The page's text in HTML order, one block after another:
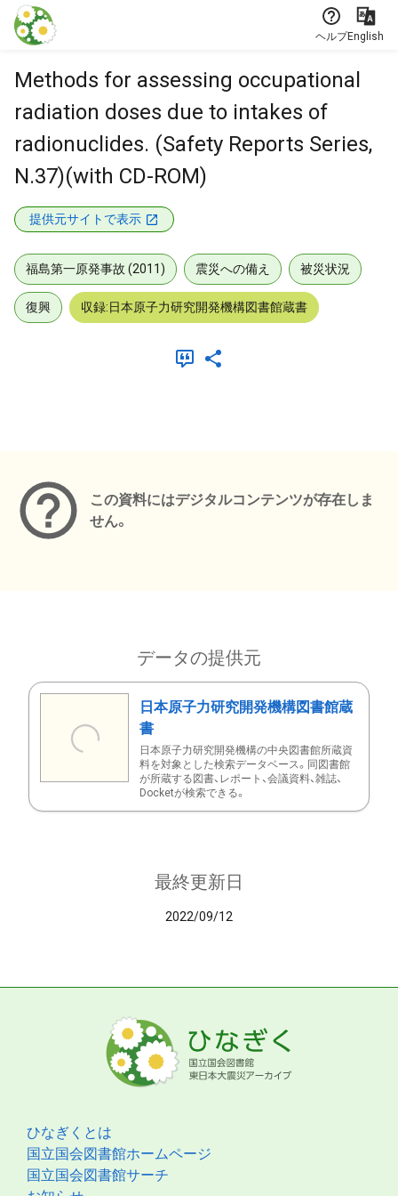
本文に飛ぶ
ヘルプEnglish
Methods for assessing occupational
radiation doses due to intakes of
radionuclides. (Safety Reports Series,
N.37)(with CD-ROM)
提供元サイトで表示
福島第一原発事故 (2011) 震災への備え 被災状況
復興 収録:日本原子力研究開発機構図書館蔵書
この資料にはデジタルコンテンツが存在しま
せん。
データの提供元
日本原子力研究開発機構図書館蔵
書
日本原子力研究開発機構の中央図書館所蔵資
料を対象とした検索データベース。同図書館
が所蔵する図書、レポート、会議資料、雑誌、
Docketが検索できる。
最終更新日
2022/09/12
ひなぎくとは
国立国会図書館ホームページ
国立国会図書館サーチ